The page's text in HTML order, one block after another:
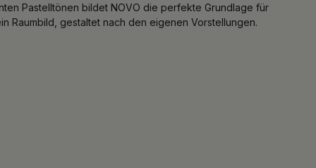
Pastelltönen bildet NOVO die perfekte Grundlage für
Raumbild, gestaltet nach den eigenen Vorstellungen.